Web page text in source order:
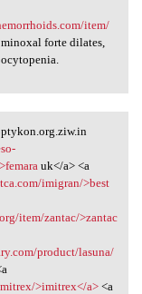
item/
forte dilates,
uk</a> <a
imigran/>best
item/zantac/>zantac
product/lasuna/
>imitrex</a><a